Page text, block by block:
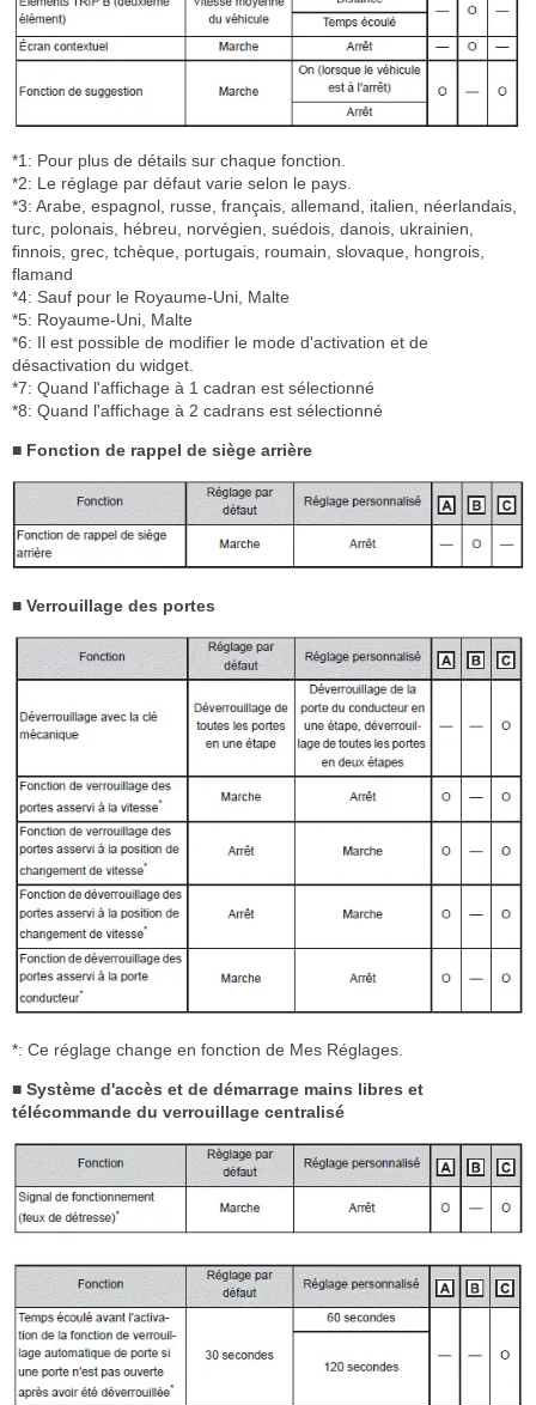
*1: Pour plus de détails sur chaque fonction.
*2: Le réglage par défaut varie selon le pays.
*3: Arabe, espagnol, russe, français, allemand, italien, néerlandais,
turc, polonais, hébreu, norvégien, suédois, danois, ukrainien,
finnois, grec, tchèque, portugais, roumain, slovaque, hongrois,
flamand
*4: Sauf pour le Royaume-Uni, Malte
*5: Royaume-Uni, Malte
*6: Il est possible de modifier le mode d'activation et de
désactivation du widget.
*7: Quand l'affichage à 1 cadran est sélectionné
*8: Quand l'affichage à 2 cadrans est sélectionné
■ Fonction de rappel de siège arrière
■ Verrouillage des portes
*: Ce réglage change en fonction de Mes Réglages.
■ Système d'accès et de démarrage mains libres et
télécommande du verrouillage centralisé